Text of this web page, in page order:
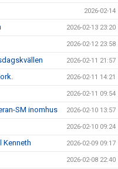
2026-02-14
2026-02-13 23:20
2026-02-12 23:58
2026-02-11 21:57
2026-02-11 14:21
2026-02-11 09:54
SM inomhus 2026-02-10 13:57
2026-02-10 09:24
Kenneth 2026-02-09 09:17
2026-02-08 22:40